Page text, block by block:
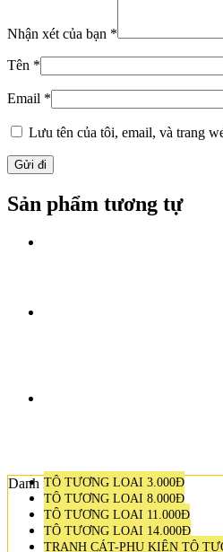
Nhận xét của bạn *
Tên *
Email *
Lưu tên của tôi, email, và trang
Sản phẩm tương tự
Danh mục sản phẩm
TÔ TƯỢNG LOẠI 3.000Đ
TÔ TƯỢNG LOẠI 8.000Đ
TÔ TƯỢNG LOẠI 11.000Đ
TÔ TƯỢNG LOẠI 14.000Đ
TRANH CÁT-PHỤ KIỆN TÔ